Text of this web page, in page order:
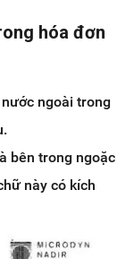
hóa đơn
ngoài trong
bên trong ngoặc
này có kích